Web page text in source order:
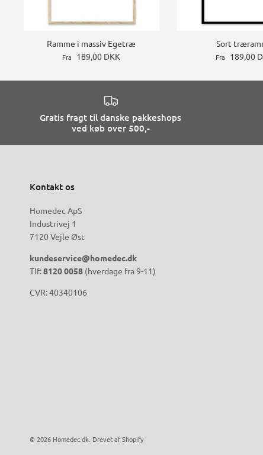
Ramme i massiv Egetræ
Fra 189,00 DKK
Sort
Fra 189,00
Gratis fragt til danske pakkeshops
ved køb over 500,-
Kontakt os
Homedec ApS
Industrivej 1
7120 Vejle Øst
kundeservice@homedec.dk
Tlf:8120 0058 (hverdage fra 9-11)
CVR: 40340106
© 2026 Homedec.dk Drevet af Shopify